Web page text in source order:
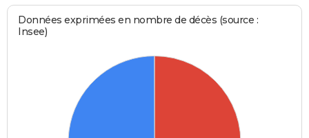
Données exprimées en nombre de décès (source :
Insee)